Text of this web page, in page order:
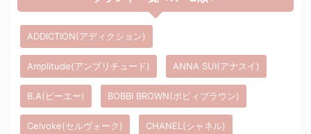
ADDICTION(アディクション)
Amplitude(アンプリチュード) ANNA SUI(アナスイ)
B.A(ビーエー) BOBBI BROWN(ボビィブラウン)
Celvoke(セルヴォーク) CHANEL(シャネル)